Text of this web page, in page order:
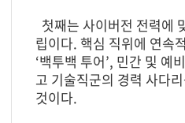
첫째는 사이버전 전력에
립이다. 핵심 직위에 연속
‘백투백 투어’, 민간 및 예
고 기술직군의 경력 사다
것이다.